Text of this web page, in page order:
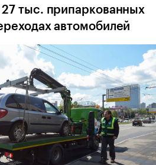
тыс. припаркованных
автомобилей